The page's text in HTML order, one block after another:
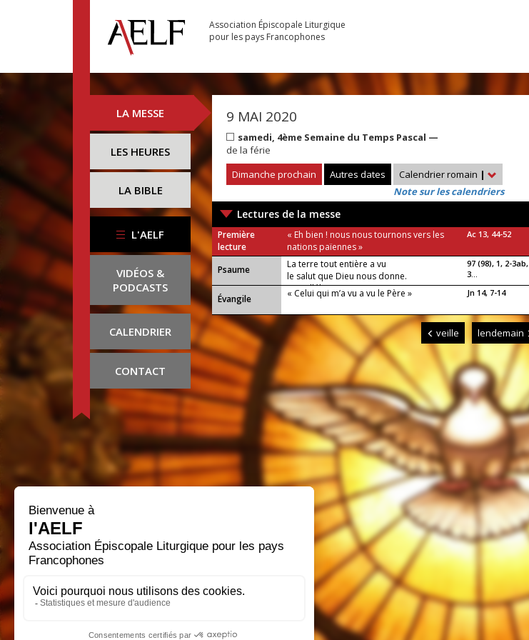
Association Épiscopale Liturgique
pour les pays Francophones
LA MESSE
LES HEURES
LA BIBLE
L'AELF
VIDÉOS &
PODCASTS
CALENDRIER
CONTACT
9 MAI 2020
samedi, 4ème Semaine du Temps Pascal —
de la férie
Dimanche prochain
Autres dates Calendrier romain |
Note sur les calendriers
Lectures de la messe
Première
lecture
« Eh bien ! nous nous tournons vers les
nations païennes »
Ac 13, 44-52
Psaume
La terre tout entière a vu
le salut que Dieu nous donne.
ou : Alléluia !
97 (98), 1, 2-3ab,
3...
Évangile « Celui qui m’a vu a vu le Père » Jn 14, 7-14
veille lendemain